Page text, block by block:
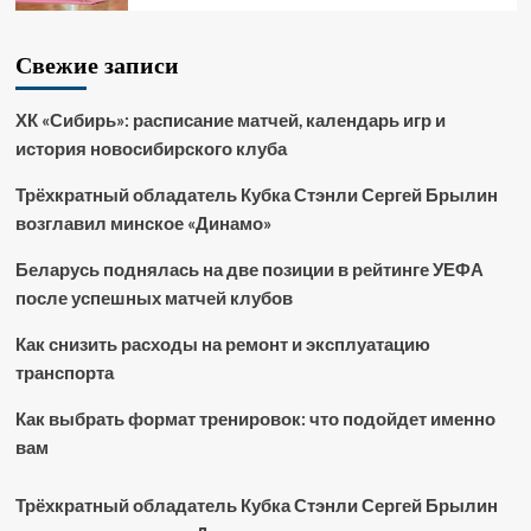
Свежие записи
ХК «Сибирь»: расписание матчей, календарь игр и
история новосибирского клуба
Трёхкратный обладатель Кубка Стэнли Сергей Брылин
возглавил минское «Динамо»
Беларусь поднялась на две позиции в рейтинге УЕФА
после успешных матчей клубов
Как снизить расходы на ремонт и эксплуатацию
транспорта
Как выбрать формат тренировок: что подойдет именно
вам
Трёхкратный обладатель Кубка Стэнли Сергей Брылин